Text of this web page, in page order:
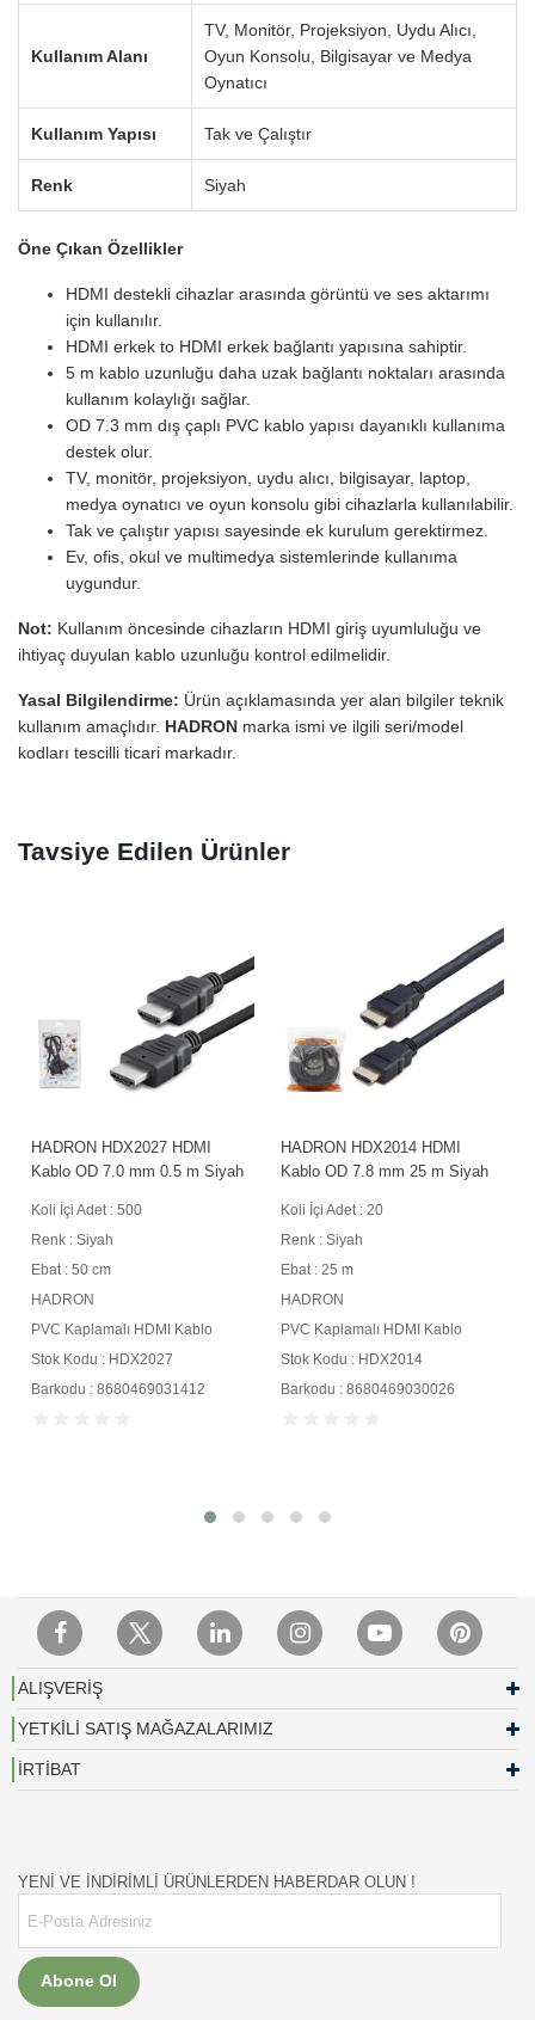
Kullanım Alanı
TV, Monitör, Projeksiyon, Uydu Alıcı,
Oyun Konsolu, Bilgisayar ve Medya
Oynatıcı
Kullanım Yapısı Tak ve Çalıştır
Renk Siyah
Öne Çıkan Özellikler
HDMI destekli cihazlar arasında görüntü ve ses aktarımı
için kullanılır.
HDMI erkek to HDMI erkek bağlantı yapısına sahiptir.
5 m kablo uzunluğu daha uzak bağlantı noktaları arasında
kullanım kolaylığı sağlar.
OD 7.3 mm dış çaplı PVC kablo yapısı dayanıklı kullanıma
destek olur.
TV, monitör, projeksiyon, uydu alıcı, bilgisayar, laptop,
medya oynatıcı ve oyun konsolu gibi cihazlarla kullanılabilir.
Tak ve çalıştır yapısı sayesinde ek kurulum gerektirmez.
Ev, ofis, okul ve multimedya sistemlerinde kullanıma
uygundur.
Not: Kullanım öncesinde cihazların HDMI giriş uyumluluğu ve
ihtiyaç duyulan kablo uzunluğu kontrol edilmelidir.
Yasal Bilgilendirme: Ürün açıklamasında yer alan bilgiler teknik
kullanım amaçlıdır. HADRON marka ismi ve ilgili seri/model
kodları tescilli ticari markadır.
Tavsiye Edilen Ürünler
HADRON HDX2027 HDMI
Kablo OD 7.0 mm 0.5 m Siyah
Koli İçi Adet : 500
Renk : Siyah
Ebat : 50 cm
HADRON
PVC Kaplamalı HDMI Kablo
Stok Kodu : HDX2027
Barkodu : 8680469031412
HADRON HDX2014 HDMI
Kablo OD 7.8 mm 25 m Siyah
Koli İçi Adet : 20
Renk : Siyah
Ebat : 25 m
HADRON
PVC Kaplamalı HDMI Kablo
Stok Kodu : HDX2014
Barkodu : 8680469030026
ALIŞVERİŞ
YETKİLİ SATIŞ MAĞAZALARIMIZ
İRTİBAT
YENİ VE İNDİRİMLİ ÜRÜNLERDEN HABERDAR OLUN !
Abone Ol